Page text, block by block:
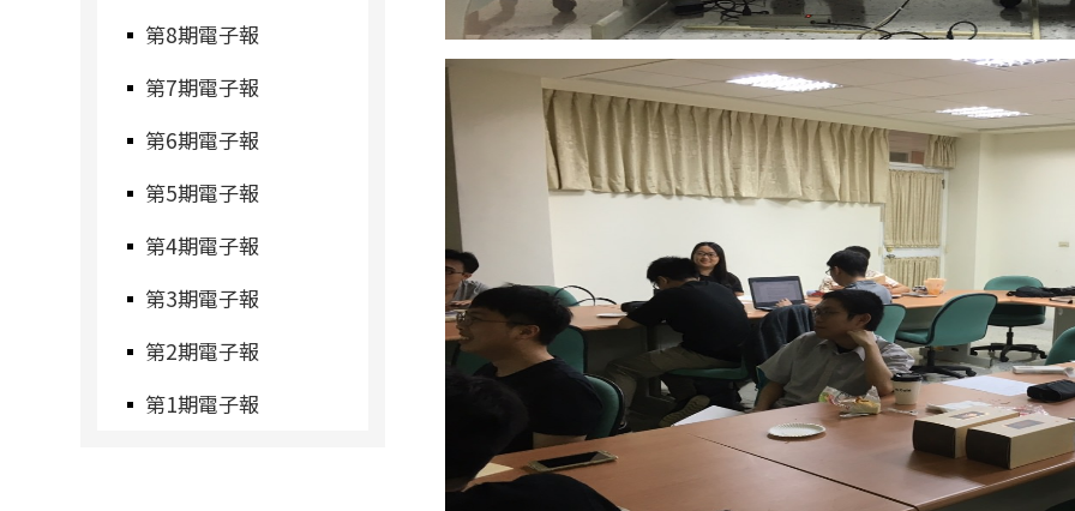
第8期電子報
第7期電子報
第6期電子報
第5期電子報
第4期電子報
第3期電子報
第2期電子報
第1期電子報